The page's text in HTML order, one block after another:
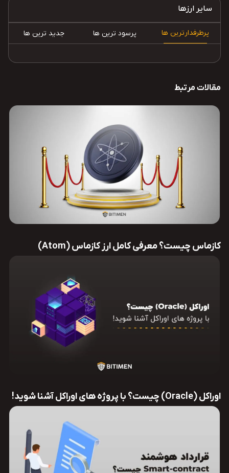
سایر ارزها
پرطرفدارترین ها پرسود ترین ها جدید ترین ها
مقالات مرتبط
کازماس چیست؟ معرفی کامل ارز کازماس (Atom)
اوراکل (Oracle) چیست؟ با پروژه های اوراکل آشنا شوید!